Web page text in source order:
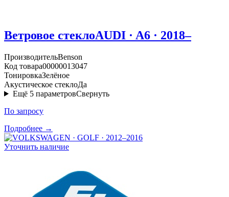
Ветровое стеклоAUDI · A6 · 2018–
ПроизводительBenson
Код товара00000013047
ТонировкаЗелёное
Акустическое стеклоДа
Ещё 5 параметровСвернуть
По запросу
Подробнее →
Уточнить наличие